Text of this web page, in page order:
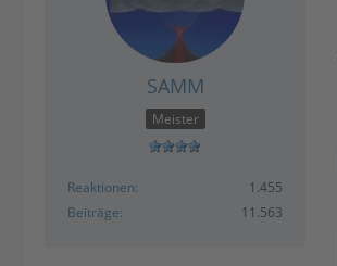
SAMM
Meister
Reaktionen
1.455
Beiträge
11.563